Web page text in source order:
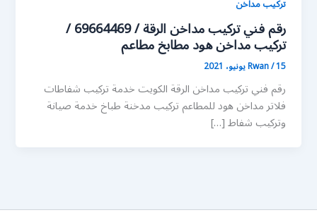
رقم فني تركيب مداخن الرقة / 69664469 /
تركيب مداخن هود مطابخ مطاعم
Rwan/15 يونيو، 2021
رقم فني تركيب مداخن الرقة الكويت خدمة تركيب شفاطات
فلاتر مداخن هود للمطاعم تركيب مدخنة طباخ خدمة صيانة
وتركيب شفاط […]